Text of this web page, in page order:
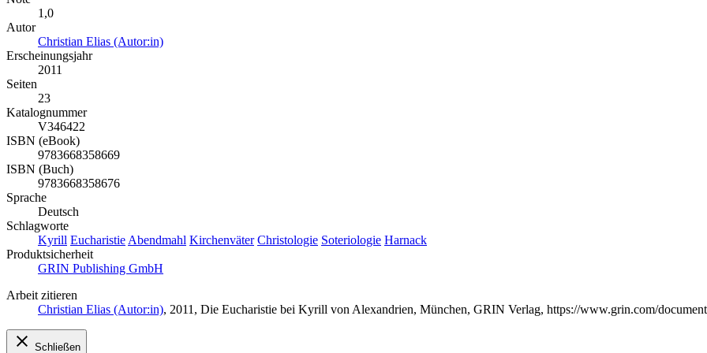
1,0
Autor
Christian Elias (Autor:in)
Erscheinungsjahr
2011
Seiten
23
Katalognummer
V346422
ISBN (eBook)
9783668358669
ISBN (Buch)
9783668358676
Sprache
Deutsch
Schlagworte
Kyrill Eucharistie Abendmahl Kirchenväter Christologie Soteriologie Harnack
Produktsicherheit
GRIN Publishing GmbH
Arbeit zitieren
Christian Elias (Autor:in), 2011, Die Eucharistie bei Kyrill von Alexandrien, München, GRIN Verlag, https://www.grin.com/
Schließen